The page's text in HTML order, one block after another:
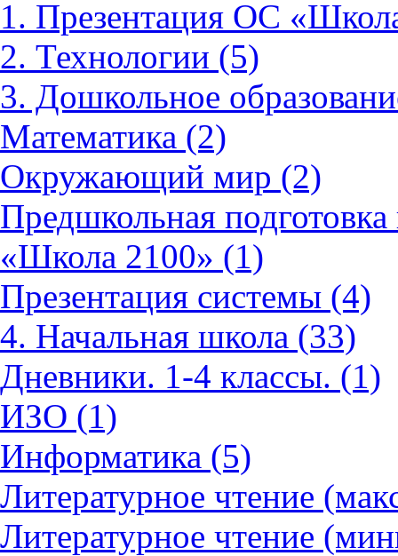
1. Презентация ОС
2. Технологии (5)
3. Дошкольное
Математика (2)
Окружающий мир (2)
Предшкольная
«Школа 2100» (1)
Презентация системы (4)
4. Начальная школа (33)
Дневники. 1-4 классы. (1)
ИЗО (1)
Информатика (5)
Литературное чтение
Литературное чтение